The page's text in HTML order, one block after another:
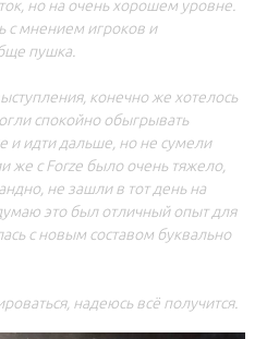
но на очень хорошем уровне.
с мнением игроков и
пушка.
конечно же хотелось
спокойно обыгрывать
и идти дальше, но не сумели
же с Forze было очень тяжело,
не зашли в тот день на
это был отличный опыт для
с новым составом буквально
надеюсь всё получится.